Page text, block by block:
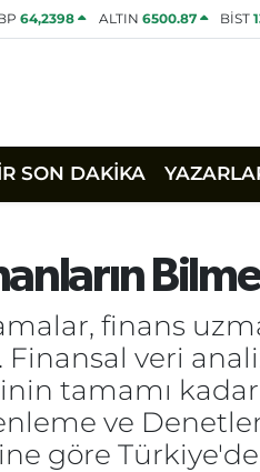
64,2398 ALTIN 6500.87 BİST
SON DAKİKA
finans
veri
tamamı
ve
göre